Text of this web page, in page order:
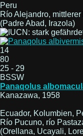
Peru
Río Alejandro,
(Padre Abad, Irazola)
14
80
25 - 29
BSSW
Panaqolus
Kanazawa, 1958
Ecuador, Kolumbien,
Río Pucuno, río
(Orellana, Ucayali,